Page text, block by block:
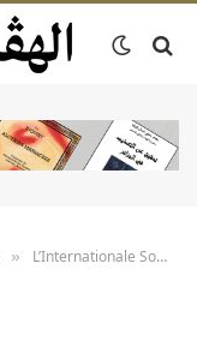
» L’Internationale Socialiste et le PS ou le cynisme et l’hypocrisie comme politique